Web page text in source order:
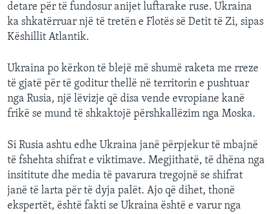
detare për të fundosur anijet luftarake ruse. Ukraina
ka shkatërruar një të tretën e Flotës së Detit të Zi, sipas
Këshillit Atlantik.
Ukraina po kërkon të blejë më shumë raketa me rreze
të gjatë për të goditur thellë në territorin e pushtuar
nga Rusia, një lëvizje që disa vende evropiane kanë
frikë se mund të shkaktojë përshkallëzim nga Moska.
Si Rusia ashtu edhe Ukraina janë përpjekur të mbajnë
të fshehta shifrat e viktimave. Megjithatë, të dhëna nga
insititute dhe media të pavarura tregojnë se shifrat
janë të larta për të dyja palët. Ajo që dihet, thonë
ekspertët, është fakti se Ukraina është e varur nga